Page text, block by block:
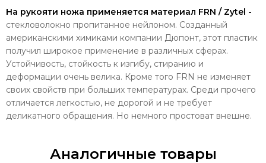
На рукояти ножа применяется материал FRN / Zytel -
стекловолокно пропитанное нейлоном. Созданный
американскими химиками компании Дюпонт, этот пластик
получил широкое применение в различных сферах.
Устойчивость, стойкость к изгибу, стиранию и
деформации очень велика. Кроме того FRN не изменяет
своих свойств при больших температурах. Среди прочего
отличается легкостью, не дорогой и не требует
деликатного обращения. Но немного простоват внешне.
Аналогичные товары